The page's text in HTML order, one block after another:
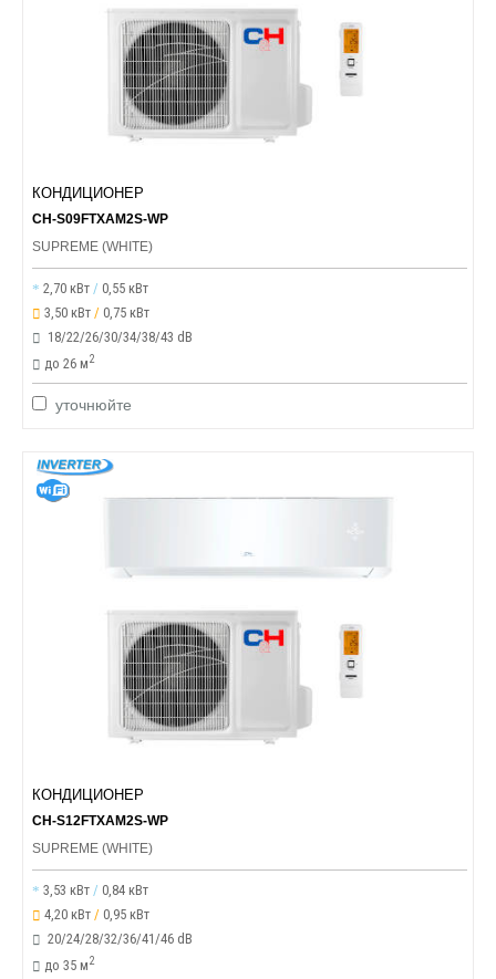
КОНДИЦИОНЕР
CH-S09FTXAM2S-WP
SUPREME (WHITE)
2,70 кВт / 0,55 кВт
3,50 кВт / 0,75 кВт
18/22/26/30/34/38/43 dB
до 26 м2
уточнюйте
КОНДИЦИОНЕР
CH-S12FTXAM2S-WP
SUPREME (WHITE)
3,53 кВт / 0,84 кВт
4,20 кВт / 0,95 кВт
20/24/28/32/36/41/46 dB
до 35 м2